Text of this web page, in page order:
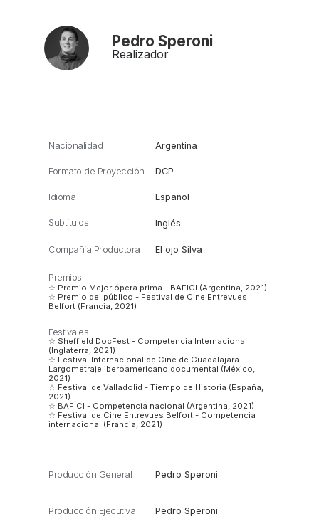
Pedro Speroni
Realizador
Nacionalidad Argentina
Formato de Proyección DCP
Idioma Español
Subtítulos Inglés
Compañía Productora El ojo Silva
Premios
☆ Premio Mejor ópera prima - BAFICI (Argentina, 2021)
☆ Premio del público - Festival de Cine Entrevues
Belfort (Francia, 2021)
Festivales
☆ Sheffield DocFest - Competencia Internacional
(Inglaterra, 2021)
☆ Festival Internacional de Cine de Guadalajara -
Largometraje iberoamericano documental (México,
2021)
☆ Festival de Valladolid - Tiempo de Historia (España,
2021)
☆ BAFICI - Competencia nacional (Argentina, 2021)
☆ Festival de Cine Entrevues Belfort - Competencia
internacional (Francia, 2021)
Producción General Pedro Speroni
Producción Ejecutiva Pedro Speroni